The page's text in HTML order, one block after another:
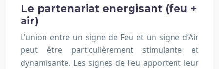
Le partenariat energisant (feu +
air)
L’union entre un signe de Feu et un signe d’Air
peut être particulièrement stimulante et
dynamisante. Les signes de Feu apportent leur